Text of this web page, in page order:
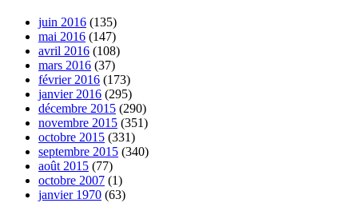
juin 2016 (135)
mai 2016 (147)
avril 2016 (108)
mars 2016 (37)
février 2016 (173)
janvier 2016 (295)
décembre 2015 (290)
novembre 2015 (351)
octobre 2015 (331)
septembre 2015 (340)
août 2015 (77)
octobre 2007 (1)
janvier 1970 (63)